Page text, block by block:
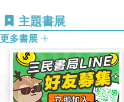
主題書展
更多書展